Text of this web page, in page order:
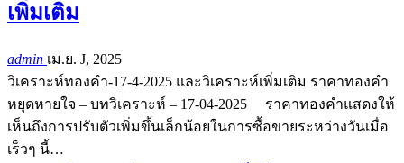
เพิ่มเติม
admin เม.ย. J, 2025
วิเคราะห์ทองคำ-17-4-2025 และวิเคราะห์เพิ่มเติม ราคาทองคำ
หยุดหายใจ – บทวิเคราะห์ – 17-04-2025 ราคาทองคำแสดงให้
เห็นถึงการปรับตัวเพิ่มขึ้นเล็กน้อยในการซื้อขายระหว่างวันเมื่อ
เร็วๆ นี้…